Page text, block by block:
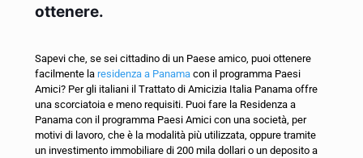
ottenere.
Sapevi che, se sei cittadino di un Paese amico, puoi ottenere
facilmente la residenza a Panama con il programma Paesi
Amici? Per gli italiani il Trattato di Amicizia Italia Panama offre
una scorciatoia e meno requisiti. Puoi fare la Residenza a
Panama con il programma Paesi Amici con una società, per
motivi di lavoro, che è la modalità più utilizzata, oppure tramite
un investimento immobiliare di 200 mila dollari o un deposito a